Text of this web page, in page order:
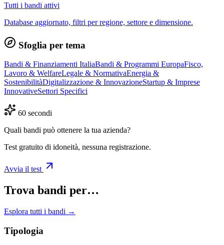
Tutti i bandi attivi
Database aggiornato, filtri per regione, settore e dimensione.
Sfoglia per tema
Bandi & Finanziamenti ItaliaBandi & Programmi EuropaFisco,
Lavoro & WelfareLegale & NormativaEnergia &
SostenibilitàDigitalizzazione & InnovazioneStartup & Imprese
InnovativeSettori Specifici
60 secondi
Quali bandi può ottenere la tua azienda?
Test gratuito di idoneità, nessuna registrazione.
Avvia il test
Trova bandi per…
Esplora tutti i bandi →
Tipologia